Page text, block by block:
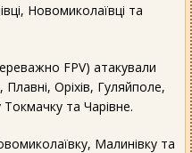
Новомиколаївці та
FPV) атакували
Оріхів, Гуляйполе,
та Чарівне.
Малинівку та